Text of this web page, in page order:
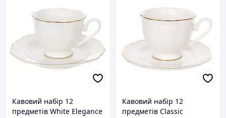
Кавовий набір 12
предметів White Elegance
Кавовий набір 12
предметів Classic